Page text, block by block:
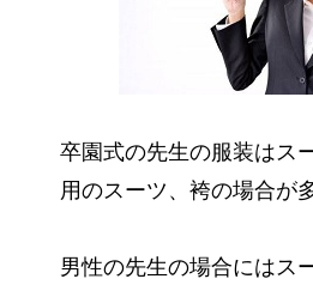
卒園式の先生の服装はス
用のスーツ、袴の場合が
男性の先生の場合にはス